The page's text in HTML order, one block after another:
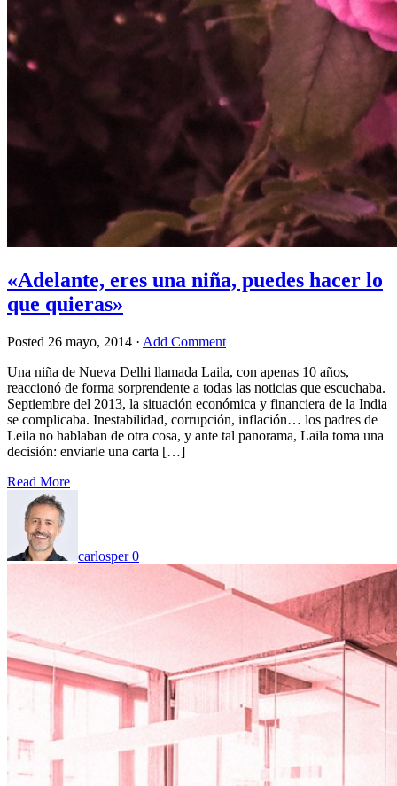
«Adelante, eres una niña, puedes hacer lo
que quieras»
Posted 26 mayo, 2014 · Add Comment
Una niña de Nueva Delhi llamada Laila, con apenas 10 años,
reaccionó de forma sorprendente a todas las noticias que escuchaba.
Septiembre del 2013, la situación económica y financiera de la India
se complicaba. Inestabilidad, corrupción, inflación… los padres de
Leila no hablaban de otra cosa, y ante tal panorama, Laila toma una
decisión: enviarle una carta […]
Read More
carlosper 0